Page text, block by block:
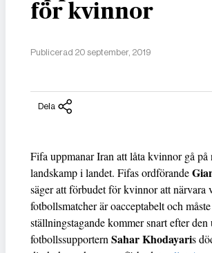
för kvinnor
Publicerad 20 september, 2019
Dela
Fifa uppmanar Iran att låta kvinnor gå på
landskamp i landet. Fifas ordförande
säger att förbudet för kvinnor att närvara
fotbollsmatcher är oacceptabelt och
ställningstagande kommer snart efter den
fotbollssupportern Sahar Khodayaris